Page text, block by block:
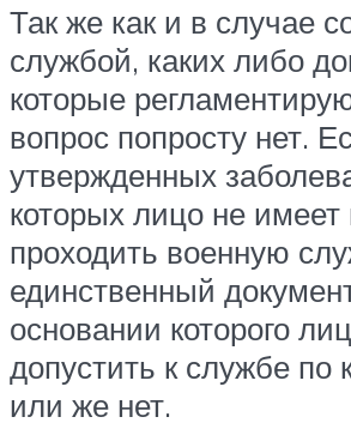
Так же как и в случае
службой, каких либо
которые
вопрос попросту нет.
утвержденных
которых лицо не имеет
проходить военную
единственный
основании которого
допустить к службе по
или же нет.